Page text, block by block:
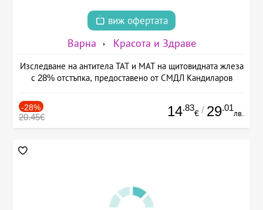
виж офертата
Варна Красота и Здраве
Изследване на антитела ТАТ и МАТ на щитовидната жлеза
с 28% отстъпка, предоставено от СМДЛ Кандиларов
-28%
20.45€ 14.83
€ / 29.01
лв.